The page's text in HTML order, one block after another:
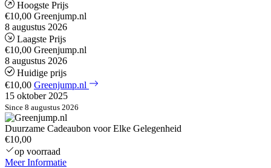
Hoogste Prijs
€10,00 Greenjump.nl
8 augustus 2026
Laagste Prijs
€10,00 Greenjump.nl
8 augustus 2026
Huidige prijs
€10,00 Greenjump.nl
15 oktober 2025
Since 8 augustus 2026
Duurzame Cadeaubon voor Elke Gelegenheid
€10,00
op voorraad
Meer Informatie